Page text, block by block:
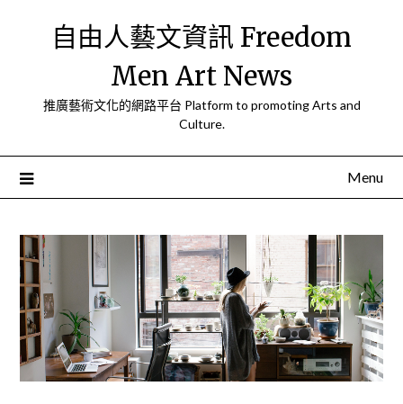
自由人藝文資訊 Freedom
Men Art News
推廣藝術文化的網路平台 Platform to promoting Arts and
Culture.
Menu